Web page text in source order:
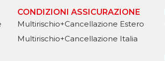
CONDIZIONI ASSICURAZIONE
Multirischio+Cancellazione Estero
Multirischio+Cancellazione Italia